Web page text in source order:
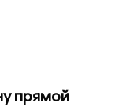
прямой